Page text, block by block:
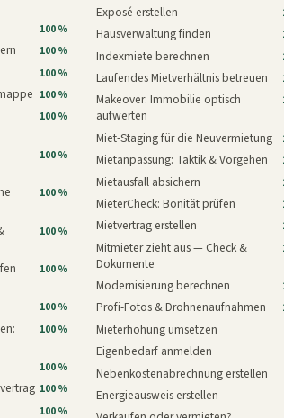
100 %
100 %
100 %
100 %
100 %
100 %
100 %
100 %
100 %
100 %
100 %
100 %
100 %
100 %
Exposé erstellen
Hausverwaltung finden
Indexmiete berechnen
Laufendes Mietverhältnis betreuen
Makeover: Immobilie optisch
aufwerten
Miet-Staging für die Neuvermietung
Mietanpassung: Taktik & Vorgehen
Mietausfall absichern
MieterCheck: Bonität prüfen
Mietvertrag erstellen
Mitmieter zieht aus — Check &
Dokumente
Modernisierung berechnen
Profi-Fotos & Drohnenaufnahmen
Mieterhöhung umsetzen
Eigenbedarf anmelden
Nebenkostenabrechnung erstellen
Energieausweis erstellen